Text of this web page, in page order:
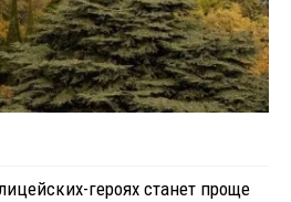
героях станет проще